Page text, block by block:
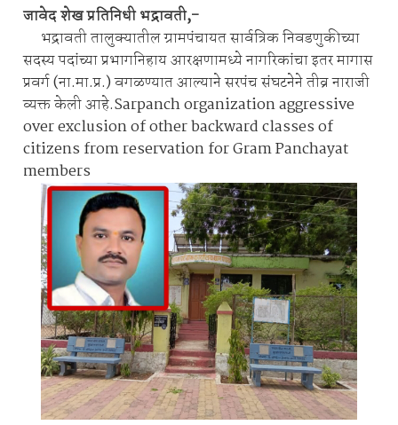
जावेद शेख प्रतिनिधी भद्रावती,-
भद्रावती तालुक्यातील ग्रामपंचायत सार्वत्रिक निवडणुकीच्या
सदस्य पदांच्या प्रभागनिहाय आरक्षणामध्ये नागरिकांचा इतर मागास
प्रवर्ग (ना.मा.प्र.) वगळण्यात आल्याने सरपंच संघटनेने तीव्र नाराजी
व्यक्त केली आहे.Sarpanch organization aggressive
over exclusion of other backward classes of
citizens from reservation for Gram Panchayat
members